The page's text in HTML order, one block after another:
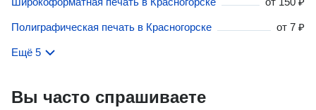
Полиграфическая печать в Красногорске от 7 ₽
Ещё 5
Вы часто спрашиваете